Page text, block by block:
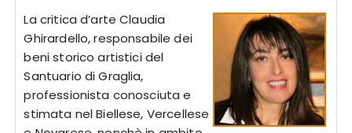
La critica d’arte Claudia
Ghirardello, responsabile dei
beni storico artistici del
Santuario di Graglia,
professionista conosciuta e
stimata nel Biellese, Vercellese